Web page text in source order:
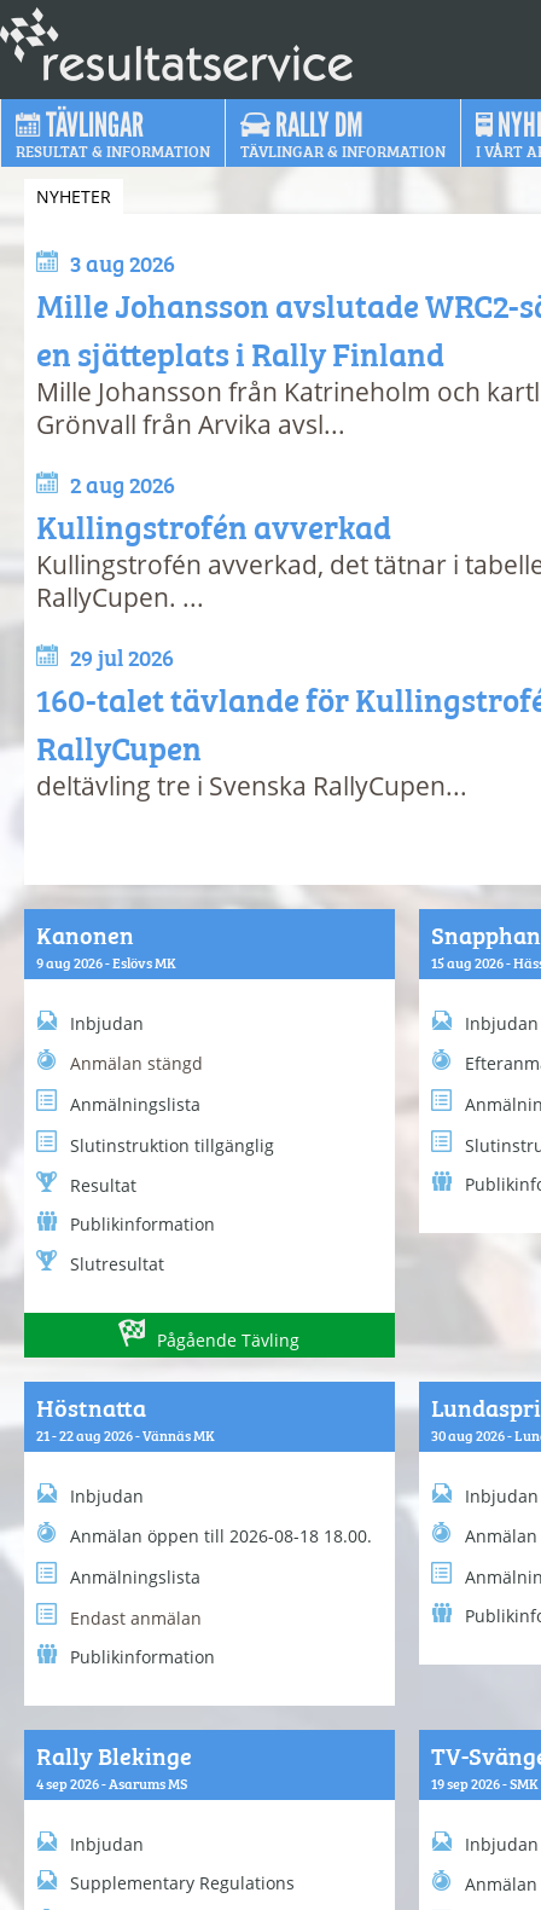
TÄVLINGAR
RESULTAT & INFORMATION
RALLY DM
TÄVLINGAR & INFORMATION I VÅRT
NYHETER
3 aug 2026
Mille Johansson avslutade WRC2-
en sjätteplats i Rally Finland
Mille Johansson från Katrineholm och
Grönvall från Arvika avsl...
2 aug 2026
Kullingstrofén avverkad
Kullingstrofén avverkad, det tätnar i
RallyCupen. ...
29 jul 2026
160-talet tävlande för
RallyCupen
deltävling tre i Svenska RallyCupen...
Kanonen
9 aug 2026 - Eslövs MK
Inbjudan
Anmälan stängd
Anmälningslista
Slutinstruktion tillgänglig
Resultat
Publikinformation
Slutresultat
Pågående Tävling
15 aug 2026 -
Inbjudan
Höstnatta
21 - 22 aug 2026 - Vännäs MK
Inbjudan
Anmälan öppen till 2026-08-18 18.00.
Anmälningslista
Endast anmälan
Publikinformation
30 aug 2026 -
Inbjudan
Rally Blekinge
4 sep 2026 - Asarums MS
Inbjudan
Supplementary Regulations
TV-
19 sep 2026 -
Inbjudan